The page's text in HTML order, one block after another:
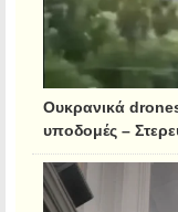
Ουκρανικά
υποδομές –